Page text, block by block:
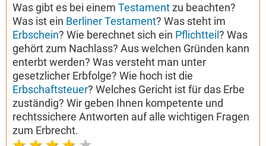
Was gibt es bei einem Testamentzu beachten?
Was ist ein Berliner Testament? Was steht im
Erbschein? Wie berechnet sich ein Pflichtteil ? Was
gehört zum Nachlass? Aus welchen Gründen kann
enterbt werden? Was versteht man unter
gesetzlicher Erbfolge? Wie hoch ist die
Erbschaftsteuer? Welches Gericht ist für das Erbe
zuständig? Wir geben Ihnen kompetente und
rechtssichere Antworten auf alle wichtigen Fragen
zum Erbrecht.